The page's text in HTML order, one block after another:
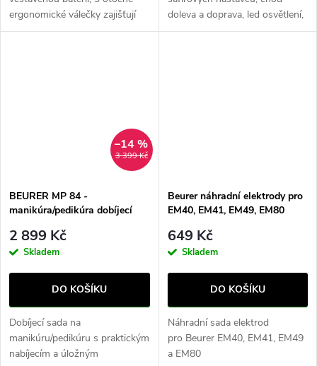
ergonomické válečky zajišťují
hloubkovou masáž, vhodné na
doleva a doprava, led osvětlení,
praktické uzavíratelné pouzdro
3 399 Kč
–14 %
BEURER MP 84 -
manikúra/pedikúra dobíjecí
2 899 Kč
Skladem
DO KOŠÍKU
Dobíjecí sada na
manikúru/pedikúru s praktickým
nabíjecím a úložným
Beurer náhradní elektrody pro
EM40, EM41, EM49, EM80
649 Kč
Skladem
DO KOŠÍKU
Náhradní sada elektrod
pro Beurer EM40, EM41, EM49
a EM80